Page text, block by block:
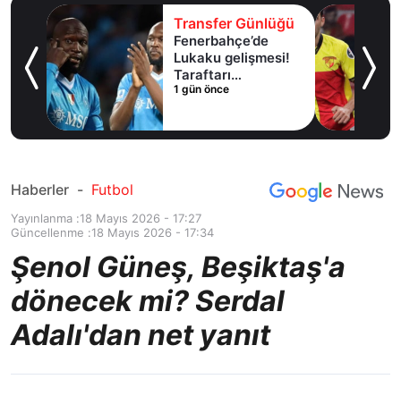
için
Transfer Günlüğü
Fenerbahçe’de
Lukaku gelişmesi!
Taraftarı
heyecanlandıran
1 gün önce
Haberler - Futbol
Yayınlanma :18 Mayıs 2026 - 17:27
Güncellenme :18 Mayıs 2026 - 17:34
Şenol Güneş, Beşiktaş'a
dönecek mi? Serdal
Adalı'dan net yanıt